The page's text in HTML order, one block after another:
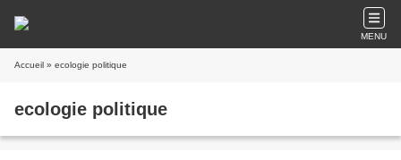
MENU
Accueil » ecologie politique
ecologie politique